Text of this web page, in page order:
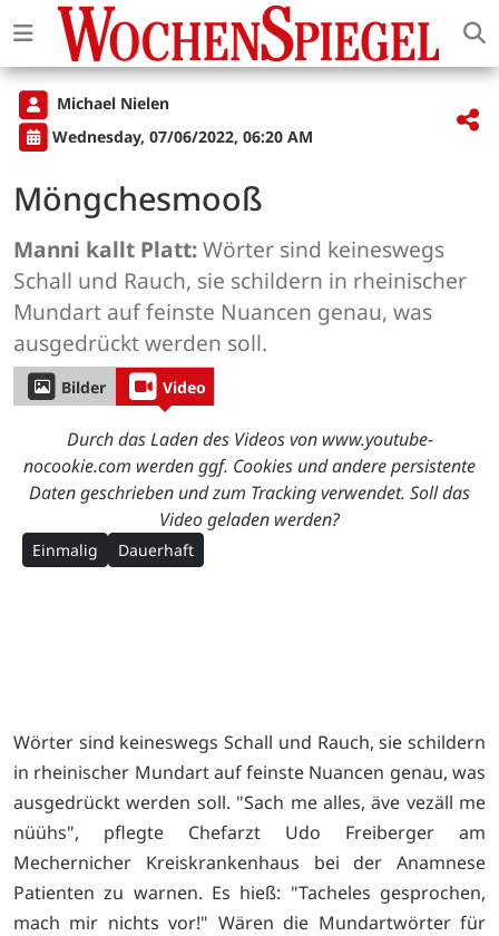
Michael Nielen
Wednesday, 07/06/2022, 06:20 AM
Möngchesmooß
Manni kallt Platt:Wörter sind keineswegs
Schall und Rauch, sie schildern in rheinischer
Mundart auf feinste Nuancen genau, was
ausgedrückt werden soll.
Bilder Video
Durch das Laden des Videos von www.youtube-
nocookie.com werden ggf. Cookies und andere persistente
Daten geschrieben und zum Tracking verwendet. Soll das
Video geladen werden?
Einmalig Dauerhaft
Wörter sind keineswegs Schall und Rauch, sie schildern
in rheinischer Mundart auf feinste Nuancen genau, was
ausgedrückt werden soll. "Sach me alles, äve vezäll me
nüühs", pflegte Chefarzt Udo Freiberger am
Mechernicher Kreiskrankenhaus bei der Anamnese
Patienten zu warnen. Es hieß: "Tacheles gesprochen,
mach mir nichts vor!" Wären die Mundartwörter für